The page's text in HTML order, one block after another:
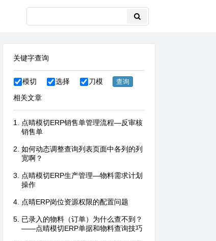
关键字查询
模切 选择 刀模
相关文章
点晴模切ERP销售单管理流程—反审核
销售单
如何动态调整查询列表页面中各列的列
宽啊？
点晴模切ERP生产管理—物料需求计划
操作
点晴ERP岗位资源权限的配置问题
已录入的物料（订单）为什么查不到？
——点晴模切ERP单据和物料查询技巧